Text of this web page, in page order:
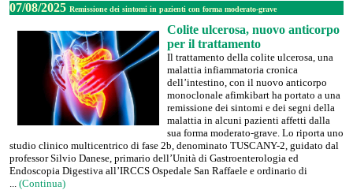
07/08/2025 Remissione dei sintomi in pazienti con forma moderato-grave
Colite ulcerosa, nuovo anticorpo
per il trattamento
Il trattamento della colite ulcerosa, una
malattia infiammatoria cronica
dell’intestino, con il nuovo anticorpo
monoclonale afimkibart ha portato a una
remissione dei sintomi e dei segni della
malattia in alcuni pazienti affetti dalla
sua forma moderato-grave. Lo riporta uno
studio clinico multicentrico di fase 2b, denominato TUSCANY-2, guidato dal
professor Silvio Danese, primario dell’Unità di Gastroenterologia ed
Endoscopia Digestiva all’IRCCS Ospedale San Raffaele e ordinario di
... (Continua)